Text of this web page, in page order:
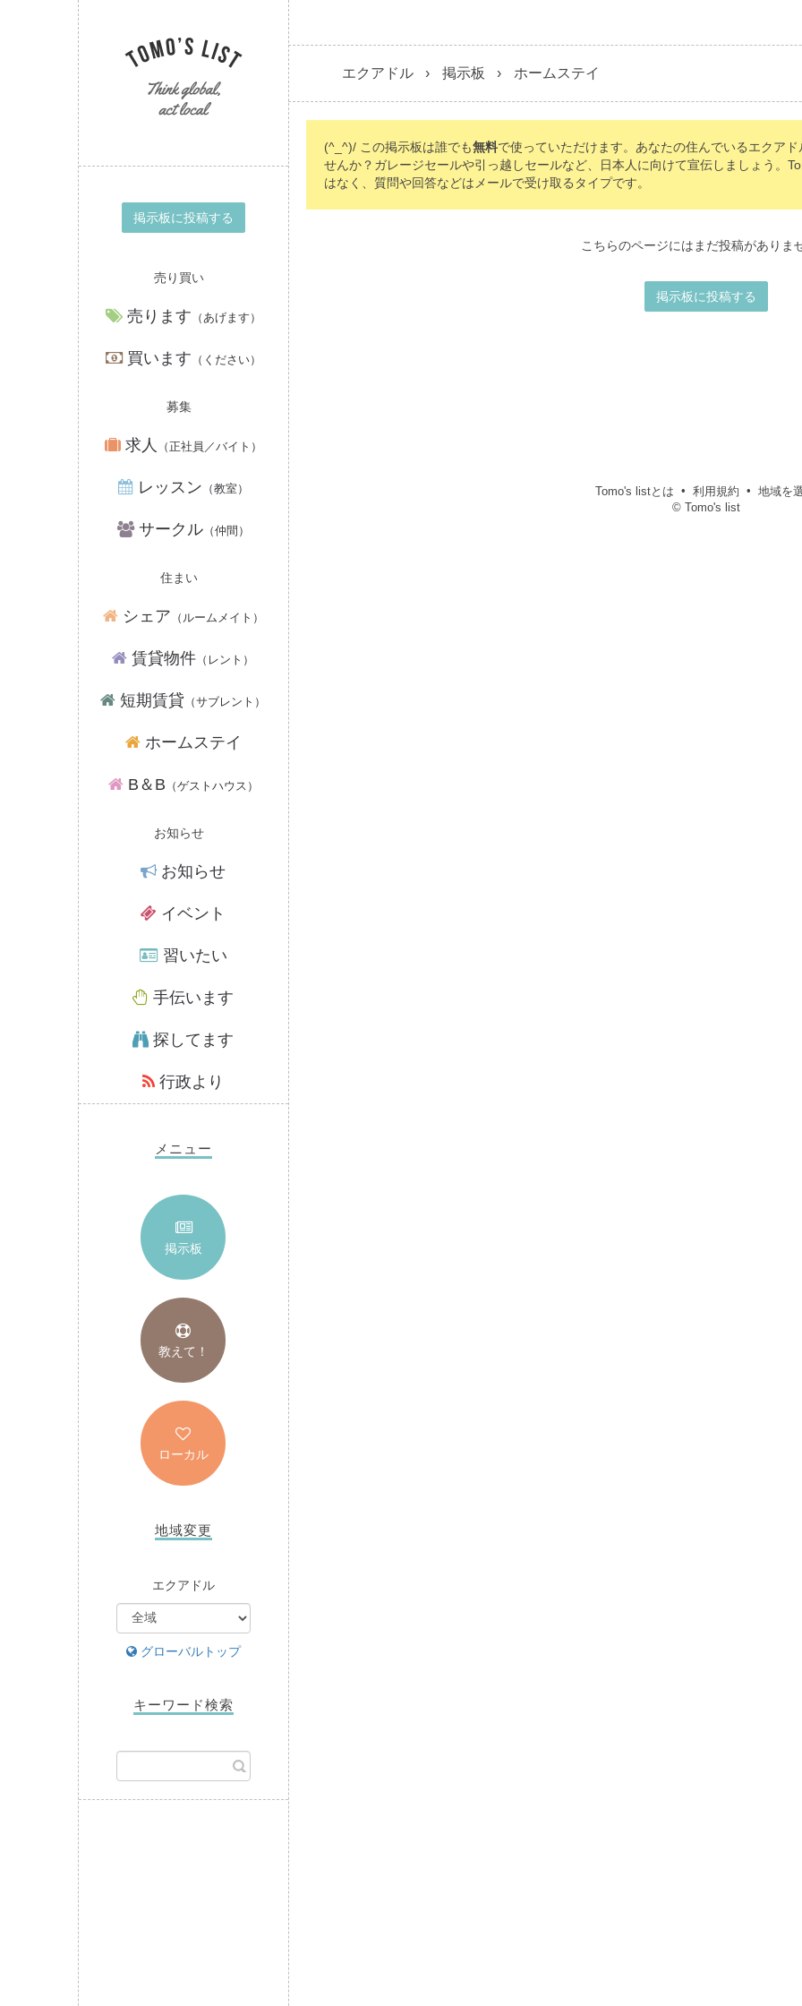
掲示板に投稿する
売り買い
売ります （あげます）
買います （ください）
募集
求人 （正社員／バイト）
レッスン （教室）
サークル（仲間）
住まい
シェア （ルームメイト）
賃貸物件 （レント）
短期賃貸 （サブレント）
ホームステイ
B＆B （ゲストハウス）
お知らせ
お知らせ
イベント
習いたい
手伝います
探してます
行政より
メニュー
掲示板
教えて！
ローカル
地域変更
エクアドル
グローバルトップ
キーワード検索
エクアドル 掲示板 ホームステイ
(^_^)/ この掲示板は誰でも無料で使っていただけます。あなたの住んでいるエクア
せんか？ガレージセールや引っ越しセールなど、日本人に向けて宣伝しましょう。
はなく、質問や回答などはメールで受け取るタイプです。
こちらのページにはまだ投稿がありま
掲示板に投稿する
Tomo's listとは 利用規約
地域を
© Tomo's list